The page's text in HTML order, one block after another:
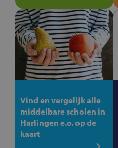
Vind en vergelijk alle
middelbare scholen in
Harlingen e.o. op de
kaart